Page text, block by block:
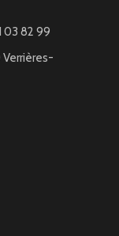
03 82 99
Verrières-